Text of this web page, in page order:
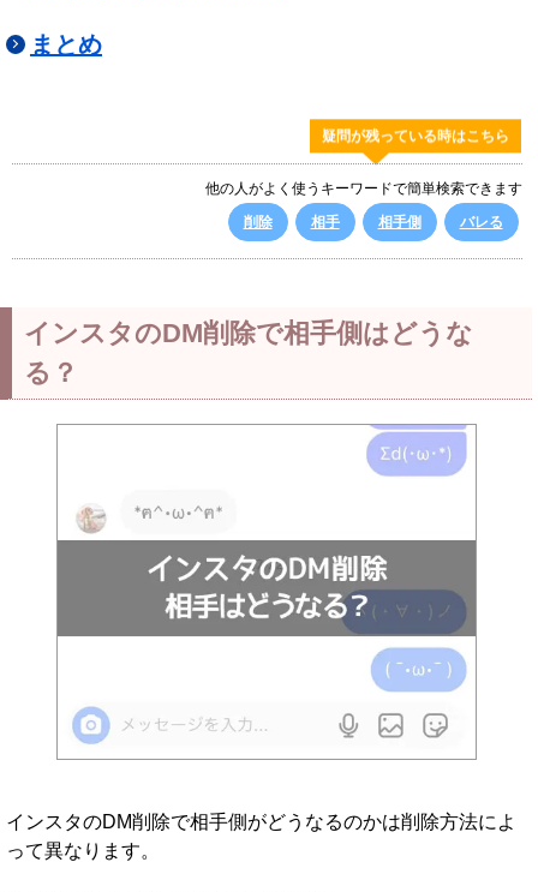
まとめ
疑問が残っている時はこちら
他の人がよく使うキーワードで簡単検索できます
削除
相手 相手側 バレる
インスタのDM削除で相手側はどうな
る？
インスタのDM削除で相手側がどうなるのかは削除方法によ
って異なります。